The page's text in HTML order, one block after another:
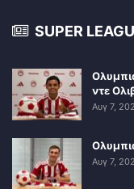
SUPER
ντε
Αυγ 7,
Αυγ 7,